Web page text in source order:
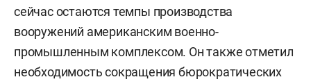
сейчас остаются темпы производства
вооружений американским военно-
промышленным комплексом. Он также отметил
необходимость сокращения бюрократических